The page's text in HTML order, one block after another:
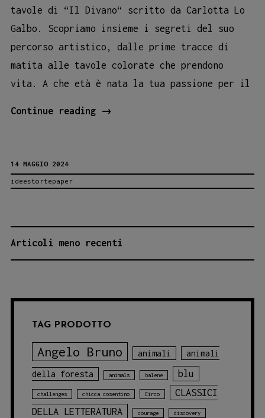
tavole di “Il Divano“ scritto da Carlotta Lo
Galbo. Scopriamo insieme i segreti del suo
percorso artistico, dalle prime tracce di
matita alle tavole colorate che prendono
vita. A che età è nata la tua passione per il
Continue reading
Tra
Divano”
→
14 MAGGIO 2024
ideestortepaper
NAVIGAZIONE
ARTICOLI
Articoli meno recenti
TAG PRODOTTO
Angelo Bruno animali animali
della foresta animals balene blu
challenges chicca cosentino Circo
CLASSICI
DELLA LETTERATURA
courage discovery